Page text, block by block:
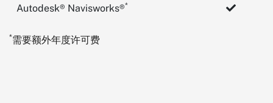
Autodesk® Navisworks®*
*需要额外年度许可费